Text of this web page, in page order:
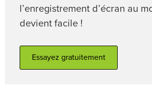
l’enregistrement d’écran au
devient facile !
Essayez gratuitement